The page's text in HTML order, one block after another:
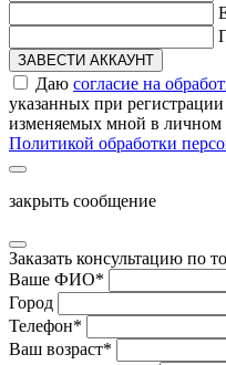
ЗАВЕСТИ АККАУНТ
Даю согласие на
указанных при
изменяемых мной в личном
Политикой обработки
закрыть сообщение
Заказать консультацию по
Ваше ФИО*
Город
Телефон*
Ваш возраст*